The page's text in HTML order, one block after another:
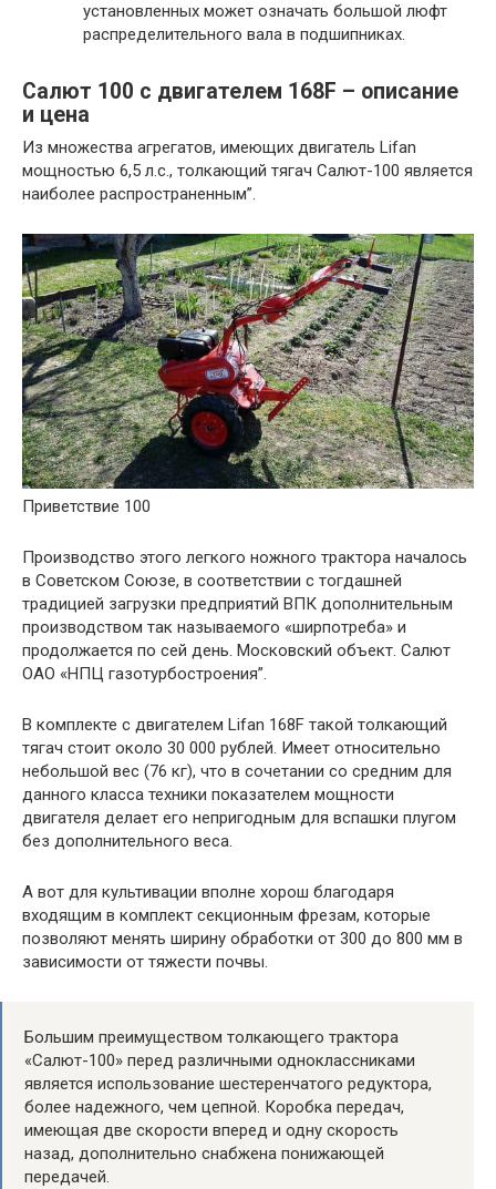
установленных может означать большой люфт
распределительного вала в подшипниках.
Салют 100 с двигателем 168F – описание
и цена
Из множества агрегатов, имеющих двигатель Lifan
мощностью 6,5 л.с., толкающий тягач Салют-100 является
наиболее распространенным”.
Приветствие 100
Производство этого легкого ножного трактора началось
в Советском Союзе, в соответствии с тогдашней
традицией загрузки предприятий ВПК дополнительным
производством так называемого «ширпотреба» и
продолжается по сей день. Московский объект. Салют
ОАО «НПЦ газотурбостроения”.
В комплекте с двигателем Lifan 168F такой толкающий
тягач стоит около 30 000 рублей. Имеет относительно
небольшой вес (76 кг), что в сочетании со средним для
данного класса техники показателем мощности
двигателя делает его непригодным для вспашки плугом
без дополнительного веса.
А вот для культивации вполне хорош благодаря
входящим в комплект секционным фрезам, которые
позволяют менять ширину обработки от 300 до 800 мм в
зависимости от тяжести почвы.
Большим преимуществом толкающего трактора
«Салют-100» перед различными одноклассниками
является использование шестеренчатого редуктора,
более надежного, чем цепной. Коробка передач,
имеющая две скорости вперед и одну скорость
назад, дополнительно снабжена понижающей
передачей.